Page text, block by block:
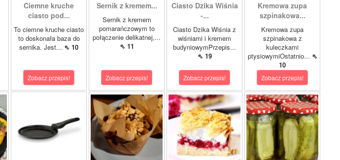
Ciemne kruche
ciasto pod...
To ciemne kruche ciasto
to doskonała baza do
sernika. Jest... ⇖ 10
Zobacz przepis!
Sernik z kremem...
Sernik z kremem
pomarańczowym to
połączenie delikatnej,...
⇖ 11
Zobacz przepis!
Ciasto Dzika Wiśnia
-...
Ciasto Dzika Wiśnia z
wiśniami i kremem
budyniowymPrzepis...
⇖ 19
Zobacz przepis!
Kremowa zupa
szpinakowa...
Kremowa zupa
szpinakowa z
kuleczkami
ptysiowymiOstatnio... ⇖
10
Zobacz przepis!